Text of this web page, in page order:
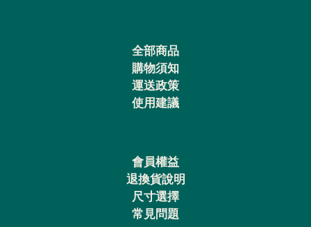
全部商品
購物須知
運送政策
使用建議
會員權益
退換貨說明
尺寸選擇
常見問題